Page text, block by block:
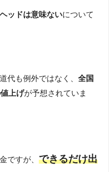
ッドは意味ないについて
代も例外ではなく、 全国
上げが予想されていま
ですが、 できるだけ出